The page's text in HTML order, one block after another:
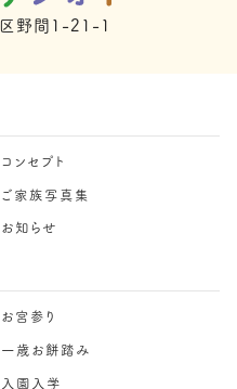
野間1-21-1
コンセプト
ご家族写真集
お知らせ
お宮参り
一歳お餅踏み
入園入学